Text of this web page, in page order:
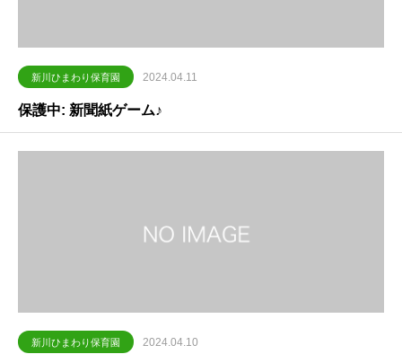
新川ひまわり保育園 2024.04.11
保護中: 新聞紙ゲーム♪
新川ひまわり保育園 2024.04.10